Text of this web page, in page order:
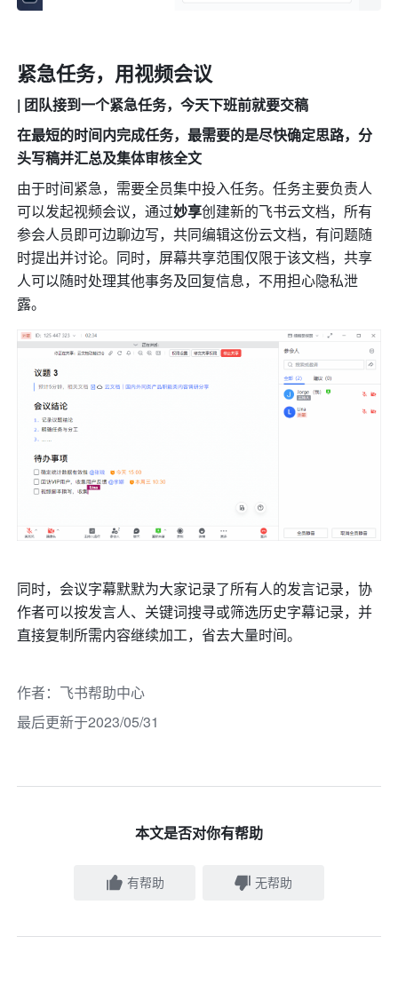
紧急任务，用视频会议
| 团队接到一个紧急任务，今天下班前就要交稿
在最短的时间内完成任务，最需要的是尽快确定思路，分
头写稿并汇总及集体审核全文
由于时间紧急，需要全员集中投入任务。任务主要负责人
可以发起视频会议，通过妙享创建新的飞书云文档，所有
参会人员即可边聊边写，共同编辑这份云文档，有问题随
时提出并讨论。同时，屏幕共享范围仅限于该文档，共享
人可以随时处理其他事务及回复信息，不用担心隐私泄
露。
同时，会议字幕默默为大家记录了所有人的发言记录，协
作者可以按发言人、关键词搜寻或筛选历史字幕记录，并
直接复制所需内容继续加工，省去大量时间。
作者： 飞书帮助中心
最后更新于2023/05/31
本文是否对你有帮助
有帮助 无帮助